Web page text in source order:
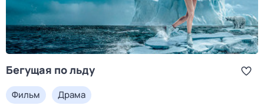
Бегущая по льду
Фильм Драма